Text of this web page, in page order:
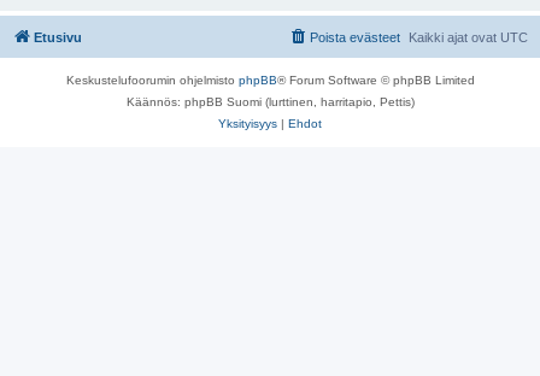
Etusivu Kaikki ajat ovat UTC
Poista evästeet
Keskustelufoorumin ohjelmisto phpBB® Forum Software © phpBB Limited
Käännös: phpBB Suomi (lurttinen, harritapio, Pettis)
Yksityisyys | Ehdot